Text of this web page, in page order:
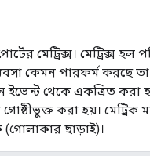
মেট্রিক্স। মেট্রিক্স
কেমন পারফর্ম করছে
ইভেন্ট থেকে একত্রিত করা
করা হয়। মেট্রিক
ছাড়াই)।